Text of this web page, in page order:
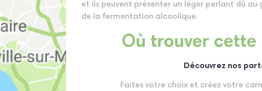
et ils peuvent présenter un léger perlant dû
de la fermentation alcoolique.
Où trouver cette
Découvrez nos
Faites votre choix et créez votre